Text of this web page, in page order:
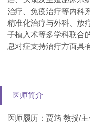
治疗、免疫治疗等内科
精准化治疗与外科、放
子植入术等多学科联合
息对症支持治疗方面具
医师简介
医师履历：贾筠 教授/